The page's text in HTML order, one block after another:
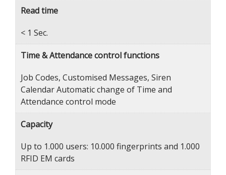
Read time
< 1 Sec.
Time & Attendance control functions
Job Codes, Customised Messages, Siren
Calendar Automatic change of Time and
Attendance control mode
Capacity
Up to 1.000 users: 10.000 fingerprints and 1.000
RFID EM cards